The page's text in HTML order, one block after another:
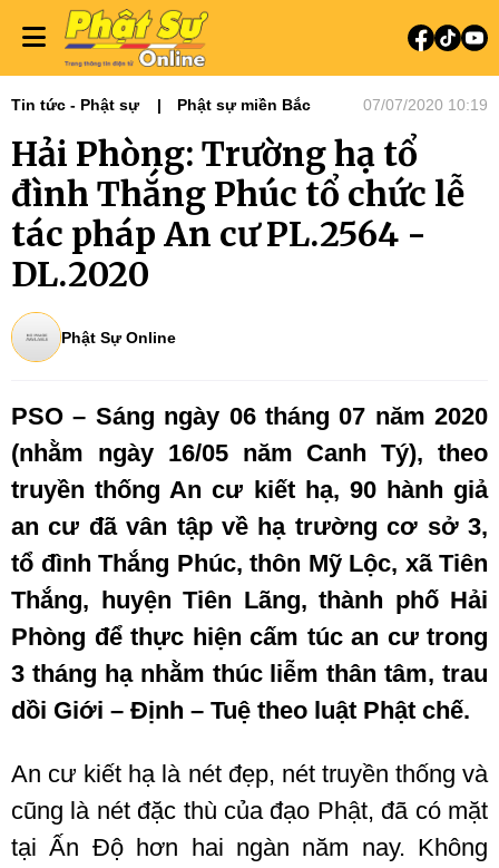
Tin tức - Phật sự Phật sự miền Bắc 07/07/2020 10:19
Hải Phòng: Trường hạ tổ
đình Thắng Phúc tổ chức lễ
tác pháp An cư PL.2564 -
DL.2020
Phật Sự Online
PSO – Sáng ngày 06 tháng 07 năm 2020
(nhằm ngày 16/05 năm Canh Tý), theo
truyền thống An cư kiết hạ, 90 hành giả
an cư đã vân tập về hạ trường cơ sở 3,
tổ đình Thắng Phúc, thôn Mỹ Lộc, xã Tiên
Thắng, huyện Tiên Lãng, thành phố Hải
Phòng để thực hiện cấm túc an cư trong
3 tháng hạ nhằm thúc liễm thân tâm, trau
dồi Giới – Định – Tuệ theo luật Phật chế.
An cư kiết hạ là nét đẹp, nét truyền thống và
cũng là nét đặc thù của đạo Phật, đã có mặt
tại Ấn Độ hơn hai ngàn năm nay. Không